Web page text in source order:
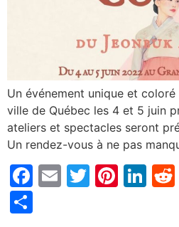
Un événement unique et
ville de Québec les 4 et 5 juin
ateliers et spectacles seront
Un rendez-vous à ne pas
Facebook
EmailTwitter